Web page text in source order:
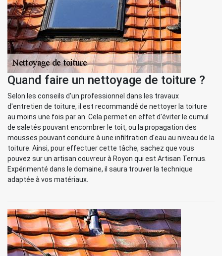
Quand faire un nettoyage de toiture ?
Selon les conseils d'un professionnel dans les travaux
d'entretien de toiture, il est recommandé de nettoyer la toiture
au moins une fois par an. Cela permet en effet d'éviter le cumul
de saletés pouvant encombrer le toit, ou la propagation des
mousses pouvant conduire à une infiltration d'eau au niveau de la
toiture. Ainsi, pour effectuer cette tâche, sachez que vous
pouvez sur un artisan couvreur à Royon qui est Artisan Ternus.
Expérimenté dans le domaine, il saura trouver la technique
adaptée à vos matériaux.